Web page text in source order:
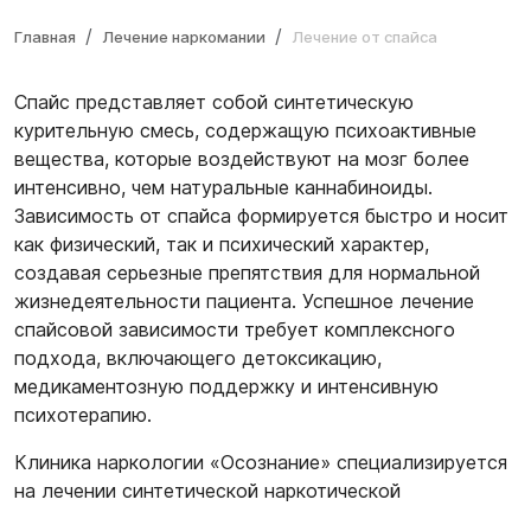
Главная Лечение наркомании Лечение от спайса
Спайс представляет собой синтетическую
курительную смесь, содержащую психоактивные
вещества, которые воздействуют на мозг более
интенсивно, чем натуральные каннабиноиды.
Зависимость от спайса формируется быстро и носит
как физический, так и психический характер,
создавая серьезные препятствия для нормальной
жизнедеятельности пациента. Успешное лечение
спайсовой зависимости требует комплексного
подхода, включающего детоксикацию,
медикаментозную поддержку и интенсивную
психотерапию.
Клиника наркологии «Осознание» специализируется
на лечении синтетической наркотической